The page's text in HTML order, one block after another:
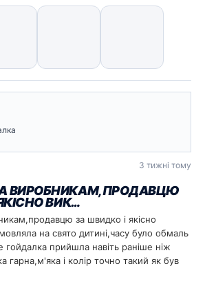
3 тижні тому
ВИРОБНИКАМ,ПРОДАВЦЮ
ВИК…
за швидко і якісно
на свято дитині,часу було обмаль
гойдалка прийшла навіть раніше ніж
гарна,м'яка і колір точно такий як був